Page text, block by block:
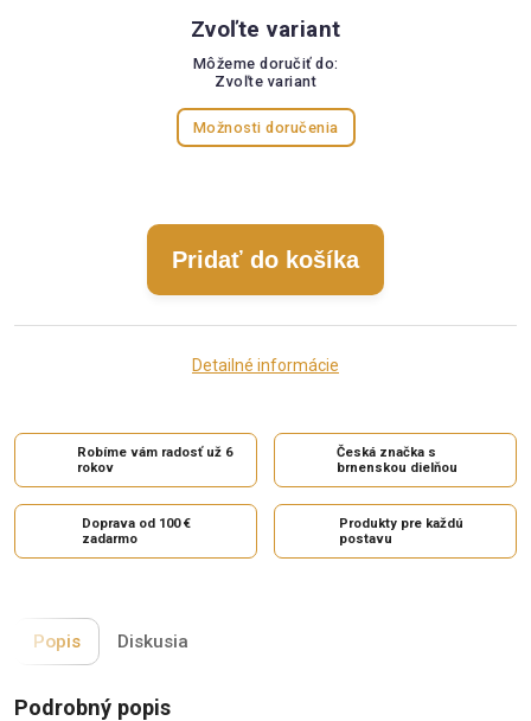
Zvoľte variant
Môžeme doručiť do:
Zvoľte variant
Možnosti doručenia
Pridať do košíka
Detailné informácie
Robíme vám radosť už 6
rokov
Česká značka s
brnenskou dielňou
Doprava od 100 €
zadarmo
Produkty pre každú
postavu
Popis Diskusia
Podrobný popis